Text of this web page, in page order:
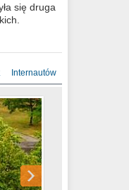
się druga
Internautów